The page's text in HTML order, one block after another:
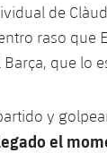
de
raso que
que lo
y
el